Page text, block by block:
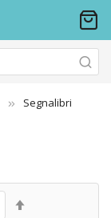
Segnalibri